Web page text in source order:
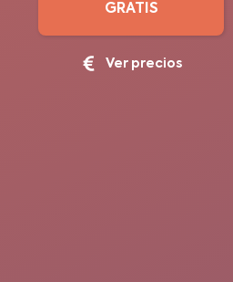
GRATIS
Ver precios